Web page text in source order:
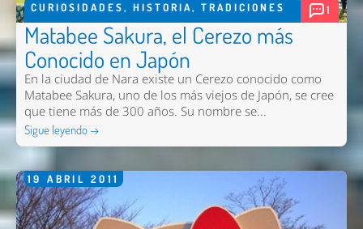
CURIOSIDADES, HISTORIA, TRADICIONES 1
Matabee Sakura, el Cerezo más
Conocido en Japón
En la ciudad de Nara existe un Cerezo conocido como
Matabee Sakura, uno de los más viejos de Japón, se cree
que tiene más de 300 años. Su nombre se...
Sigue leyendo →
19 ABRIL 2011